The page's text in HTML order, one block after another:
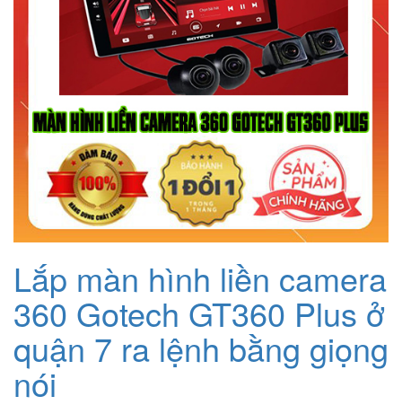
Lắp màn hình liền camera
360 Gotech GT360 Plus ở
quận 7 ra lệnh bằng giọng
nói